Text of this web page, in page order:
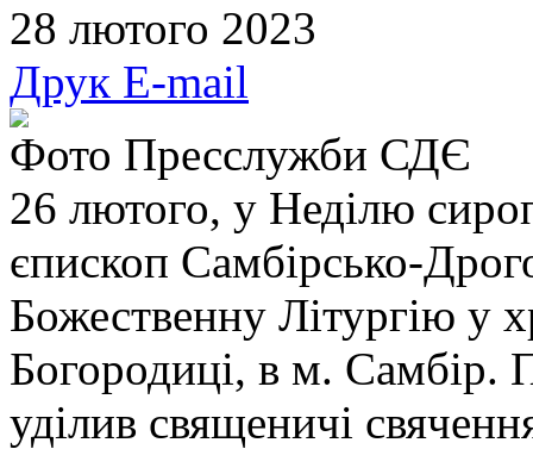
28 лютого 2023
Друк E-mail
Фото Пресслужби СДЄ
26 лютого, у Неділю
єпископ Самбірсько-
Божественну Літургію у
Богородиці, в м. Самбір.
уділив священичі